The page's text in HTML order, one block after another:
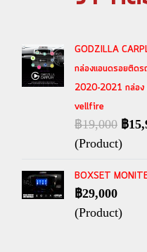
GODZILLA
กล่องแอนดรอยติด
2020-2021 กล่อ
vellfire
฿19,000 ฿
(Product)
BOXSET
฿29,000
(Product)